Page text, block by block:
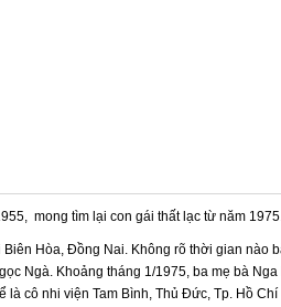
mong tìm lại con gái thất lạc từ năm
Hòa, Đồng Nai. Không rõ thời gian nào
Ngà. Khoảng tháng 1/1975, ba mẹ bà
là cô nhi viện Tam Bình, Thủ Đức, Tp. Hồ